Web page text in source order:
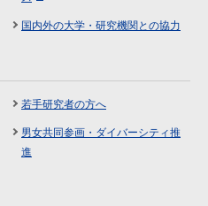
国内外の大学・研究機関との協力
若手研究者の方へ
男女共同参画・ダイバーシティ推
進